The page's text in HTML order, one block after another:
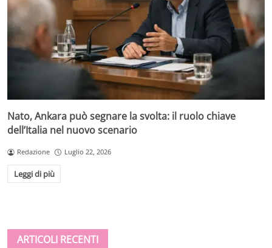
Nato, Ankara può segnare la svolta: il ruolo chiave
dell’Italia nel nuovo scenario
Redazione Luglio 22, 2026
Leggi di più
ARTICOLI RECENTI